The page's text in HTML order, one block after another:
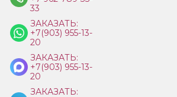
33
ЗАКАЗАТЬ:
+7(903) 955-13-
20
ЗАКАЗАТЬ:
+7(903) 955-13-
20
ЗАКАЗАТЬ: